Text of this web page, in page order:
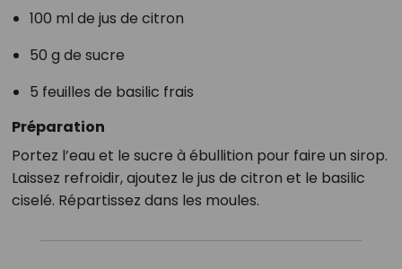
100 ml de jus de citron
50 g de sucre
5 feuilles de basilic frais
Préparation
Portez l’eau et le sucre à ébullition pour faire un sirop.
Laissez refroidir, ajoutez le jus de citron et le basilic
ciselé. Répartissez dans les moules.